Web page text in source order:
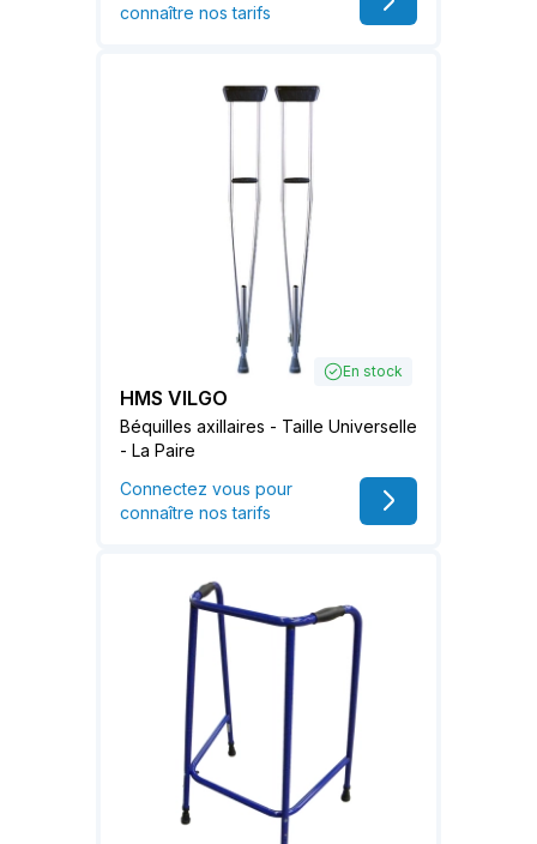
connaître nos tarifs
En stock
HMS VILGO
Béquilles axillaires - Taille Universelle
- La Paire
Connectez vous pour
connaître nos tarifs